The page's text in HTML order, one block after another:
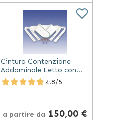
Cintura Contenzione
Addominale Letto con
Chiusura Magnetica
Sicura
4.8/5
a partire da 150,00 €